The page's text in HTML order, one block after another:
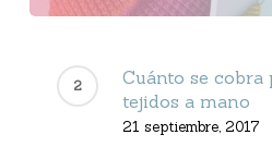
Cuánto se cobra
tejidos a mano
21 septiembre, 2017